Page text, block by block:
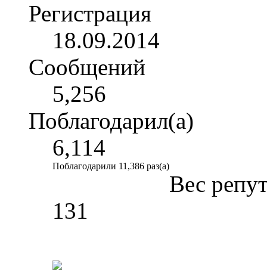
Регистрация
18.09.2014
Сообщений
5,256
Поблагодарил(а)
6,114
Поблагодарили 11,386 раз(а)
Вес
131